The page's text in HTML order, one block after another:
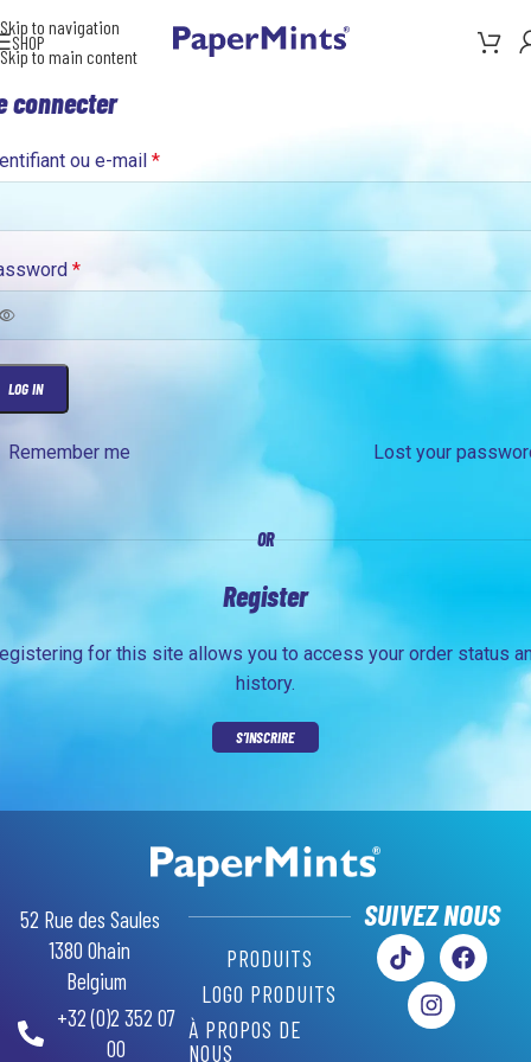
Skip to navigation
Skip to main content
SHOP
connecter
ou e-mail *
*
LOG IN
Lost your
Remember me
OR
Register
for this site allows you to access your order status
history.
S’INSCRIRE
52 Rue des Saules
1380 Ohain
Belgium
+32 (0)2 352 07
00
PRODUITS
LOGO PRODUITS
À PROPOS DE
NOUS
SUIVEZ NOUS
PT
PL
SW
RU